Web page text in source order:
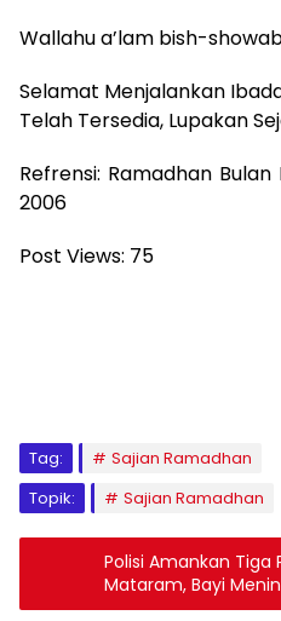
Wallahu a’lam bish-
Selamat Menjalankan
Telah Tersedia, Lupakan
Refrensi: Ramadhan
2006
Post Views: 75
Tag:
Sajian Ramadhan
Topik:
Sajian Ramadhan
Polisi Amankan Tiga
Mataram, Bayi
di Toilet